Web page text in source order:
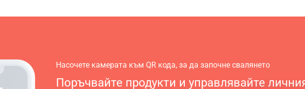
Насочете камерата към QR кода, за да започне свалянето
Поръчвайте продукти и управлявайте